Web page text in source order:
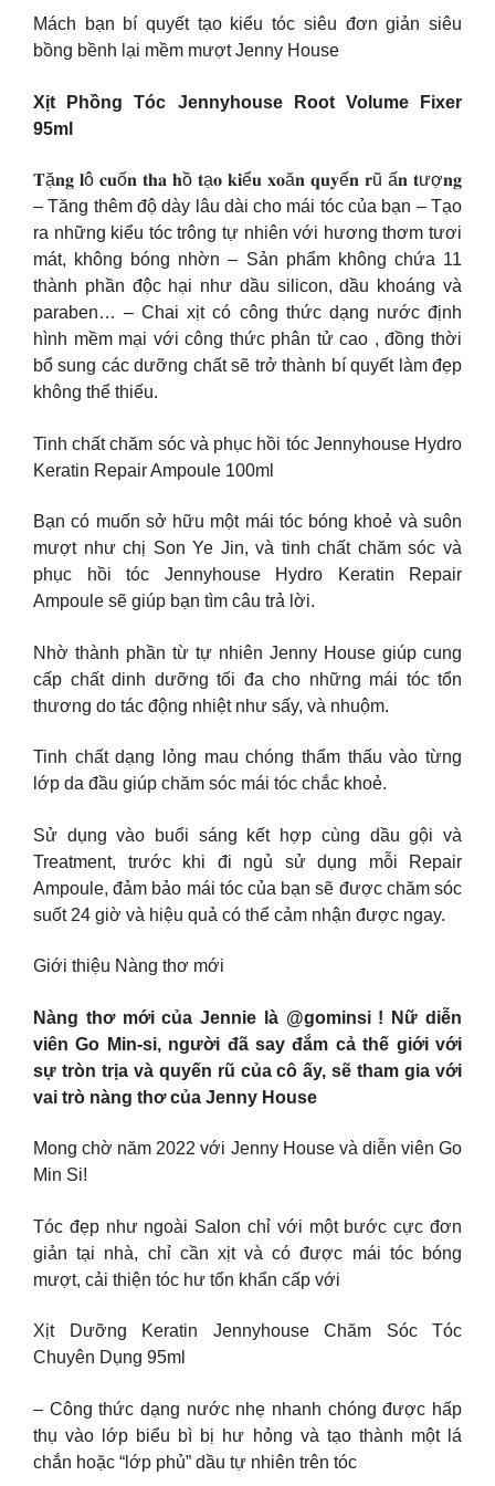
Mách bạn bí quyết tạo kiểu tóc siêu đơn giản siêu
bồng bềnh lại mềm mượt Jenny House
Xịt Phồng Tóc Jennyhouse Root Volume Fixer
95ml
𝐓ặ𝐧𝐠 𝐥ô 𝐜𝐮ố𝐧 𝐭𝐡𝐚 𝐡ồ 𝐭ạ𝐨 𝐤𝐢ể𝐮 𝐱𝐨ă𝐧 𝐪𝐮𝐲ế𝐧 𝐫ũ ấ𝐧 𝐭ượ𝐧𝐠
– Tăng thêm độ dày lâu dài cho mái tóc của bạn – Tạo
ra những kiểu tóc trông tự nhiên với hương thơm tươi
mát, không bóng nhờn – Sản phẩm không chứa 11
thành phần độc hại như dầu silicon, dầu khoáng và
paraben… – Chai xịt có công thức dạng nước định
hình mềm mại với công thức phân tử cao , đồng thời
bổ sung các dưỡng chất sẽ trở thành bí quyết làm đẹp
không thể thiếu.
Tinh chất chăm sóc và phục hồi tóc Jennyhouse Hydro
Keratin Repair Ampoule 100ml
Bạn có muốn sở hữu một mái tóc bóng khoẻ và suôn
mượt như chị Son Ye Jin, và tinh chất chăm sóc và
phục hồi tóc Jennyhouse Hydro Keratin Repair
Ampoule sẽ giúp bạn tìm câu trả lời.
Nhờ thành phần từ tự nhiên Jenny House giúp cung
cấp chất dinh dưỡng tối đa cho những mái tóc tổn
thương do tác động nhiệt như sấy, và nhuộm.
Tinh chất dạng lỏng mau chóng thẩm thấu vào từng
lớp da đầu giúp chăm sóc mái tóc chắc khoẻ.
Sử dụng vào buổi sáng kết hợp cùng dầu gội và
Treatment, trước khi đi ngủ sử dụng mỗi Repair
Ampoule, đảm bảo mái tóc của bạn sẽ được chăm sóc
suốt 24 giờ và hiệu quả có thể cảm nhận được ngay.
Giới thiệu Nàng thơ mới
Nàng thơ mới của Jennie là @gominsi ! Nữ diễn
viên Go Min-si, người đã say đắm cả thế giới với
sự tròn trịa và quyến rũ của cô ấy, sẽ tham gia với
vai trò nàng thơ của Jenny House
Mong chờ năm 2022 với Jenny House và diễn viên Go
Min Si!
Tóc đẹp như ngoài Salon chỉ với một bước cực đơn
giản tại nhà, chỉ cần xịt và có được mái tóc bóng
mượt, cải thiện tóc hư tổn khẩn cấp với
Xịt Dưỡng Keratin Jennyhouse Chăm Sóc Tóc
Chuyên Dụng 95ml
– Công thức dạng nước nhẹ nhanh chóng được hấp
thụ vào lớp biểu bì bị hư hỏng và tạo thành một lá
chắn hoặc “lớp phủ” dầu tự nhiên trên tóc